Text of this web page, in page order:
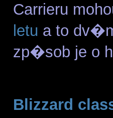
Carrieru
letu a to
zp�sob je o
Blizzard